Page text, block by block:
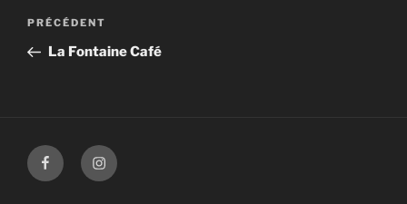
Navigation
l’article
Article
précédent
PRÉCÉDENT
La Fontaine Café
FacebookInstagram